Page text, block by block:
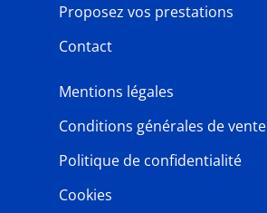
Proposez vos prestations
Contact
Mentions légales
Conditions générales de vente
Politique de confidentialité
Cookies